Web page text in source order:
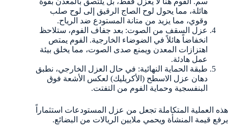
هائلة، مما يحول لوح الصاج الرقيق إلى لوح صلب
وقوي، مما يزيد من متانة المستودع ضد الرياح.
عزل السقف من الصوت: بعد جفاف الفوم، ستلاحظ
انخفاضاً هائلاً في الضوضاء الخارجية. الفوم يمتص
اهتزازات المعدن ويمنع صدى الصوت، مما يخلق بيئة
عمل هادئة.
طبقة الحماية النهائية: في حال العزل الخارجي، نطبق
دهان عزل الاسطح (الأكريليك) لعكس الأشعة فوق
البنفسجية وحماية الفوم من التفتت.
هذه العملية المتكاملة تجعل من عزل المستودعات استثماراً
يرفع قيمة المنشأة ويحمي ملايين الريالات من البضائع.